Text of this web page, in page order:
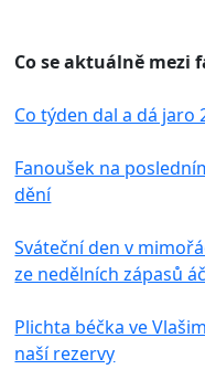
Co se aktuálně mezi
Co týden dal a dá jaro
Fanoušek na
dění
Sváteční den v
ze nedělních zápasů
Plichta béčka ve
naší rezervy